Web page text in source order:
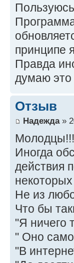
принципе
Правда
думаю это
Отзыв
Надежда»
Иногда
действия
Не из
Что бы
"Я ничего
" Оно само
"В